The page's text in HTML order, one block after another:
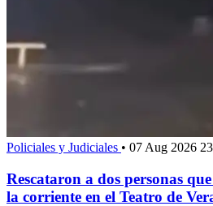
Policiales y Judiciales • 07 Aug 2026
Rescataron a dos personas
la corriente en el Teatro de